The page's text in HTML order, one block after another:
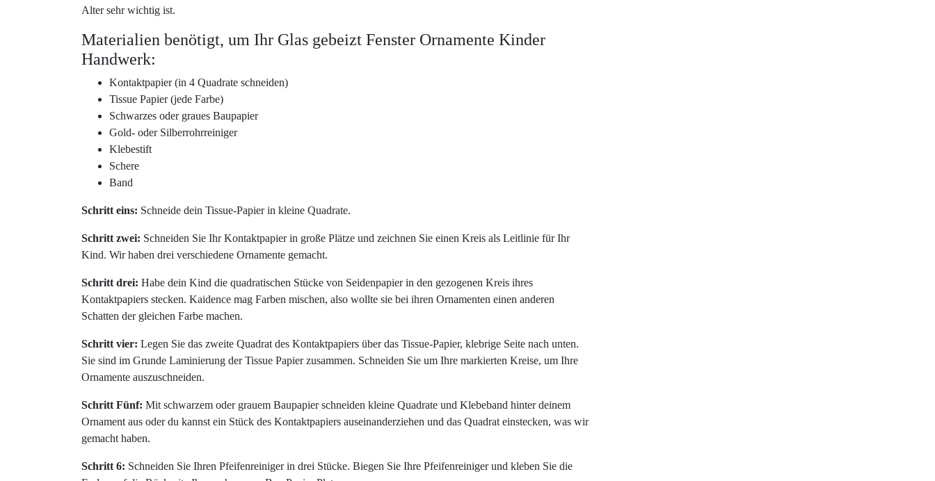
Alter sehr wichtig ist.
Materialien benötigt, um Ihr Glas gebeizt Fenster Ornamente Kinder
Handwerk:
Kontaktpapier (in 4 Quadrate schneiden)
Tissue Papier (jede Farbe)
Schwarzes oder graues Baupapier
Gold- oder Silberrohrreiniger
Klebestift
Schere
Band
Schritt eins: Schneide dein Tissue-Papier in kleine Quadrate.
Schritt zwei: Schneiden Sie Ihr Kontaktpapier in große Plätze und zeichnen Sie einen Kreis als Leitlinie für Ihr
Kind. Wir haben drei verschiedene Ornamente gemacht.
Schritt drei: Habe dein Kind die quadratischen Stücke von Seidenpapier in den gezogenen Kreis ihres
Kontaktpapiers stecken. Kaidence mag Farben mischen, also wollte sie bei ihren Ornamenten einen anderen
Schatten der gleichen Farbe machen.
Schritt vier: Legen Sie das zweite Quadrat des Kontaktpapiers über das Tissue-Papier, klebrige Seite nach unten.
Sie sind im Grunde Laminierung der Tissue Papier zusammen. Schneiden Sie um Ihre markierten Kreise, um Ihre
Ornamente auszuschneiden.
Schritt Fünf: Mit schwarzem oder grauem Baupapier schneiden kleine Quadrate und Klebeband hinter deinem
Ornament aus oder du kannst ein Stück des Kontaktpapiers auseinanderziehen und das Quadrat einstecken, was wir
gemacht haben.
Schritt 6: Schneiden Sie Ihren Pfeifenreiniger in drei Stücke. Biegen Sie Ihre Pfeifenreiniger und kleben Sie die